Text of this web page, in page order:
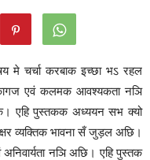
मे चर्चा करबाक इच्छा भऽ रहल
एवं कलमक आवश्यकता नञि
एहि पुस्तकक अध्ययन सभ क्यो
व्यक्तिक भावना सँ जुड़ल अछि।
नञि अछि। एहि पुस्तक